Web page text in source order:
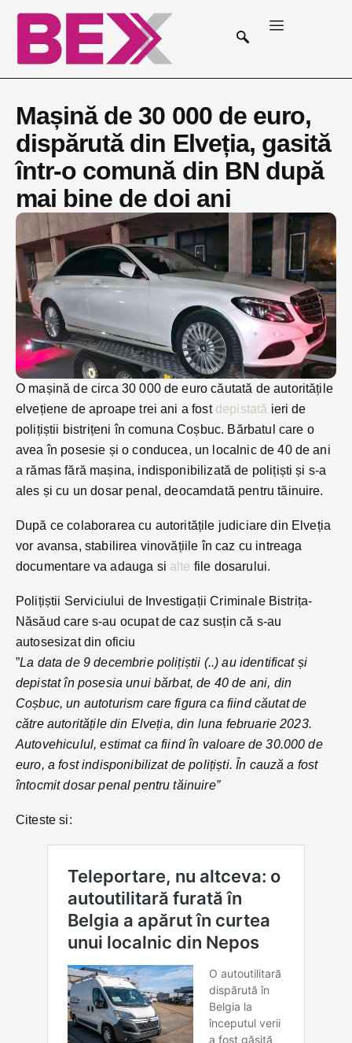
Mașină de 30 000 de euro,
dispărută din Elveția, gasită
într-o comună din BN după
mai bine de doi ani
O mașină de circa 30 000 de euro căutată de autoritățile
elvețiene de aproape trei ani a fost depistată ieri de
polițiștii bistrițeni în comuna Coșbuc. Bărbatul care o
avea în posesie și o conducea, un localnic de 40 de ani
a rămas fără mașina, indisponibilizată de polițiști și s-a
ales și cu un dosar penal, deocamdată pentru tăinuire.
După ce colaborarea cu autoritățile judiciare din Elveția
vor avansa, stabilirea vinovățiile în caz cu intreaga
documentare va adauga si alte file dosarului.
Polițiștii Serviciului de Investigații Criminale Bistrița-
Năsăud care s-au ocupat de caz susțin că s-au
autosesizat din oficiu
”La data de 9 decembrie polițiștii (..) au identificat și
depistat în posesia unui bărbat, de 40 de ani, din
Coșbuc, un autoturism care figura ca fiind căutat de
către autoritățile din Elveția, din luna februarie 2023.
Autovehiculul, estimat ca fiind în valoare de 30.000 de
euro, a fost indisponibilizat de polițiști. În cauză a fost
întocmit dosar penal pentru tăinuire”
Citeste si: